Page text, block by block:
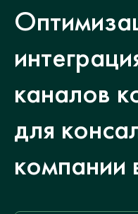
каналов
для
компании